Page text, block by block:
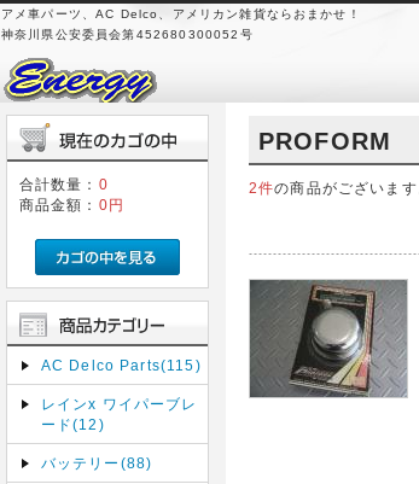
アメ車パーツ、AC Delco、アメリカン雑貨ならおまかせ！
神奈川県公安委員会第452680300052号
合計数量： 0
商品金額： 0円
AC Delco Parts(115)
レインx ワイパーブレ
ード(12)
バッテリー(88)
PROFORM
2件の商品がございます